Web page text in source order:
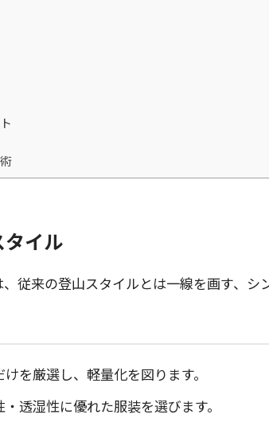
イル
従来の登山スタイルとは一線を画す、シ
を厳選し、軽量化を図ります。
透湿性に優れた服装を選びます。